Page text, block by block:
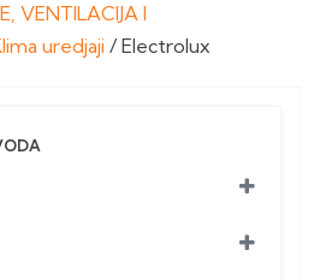
VENTILACIJA I
uredjaji / Electrolux